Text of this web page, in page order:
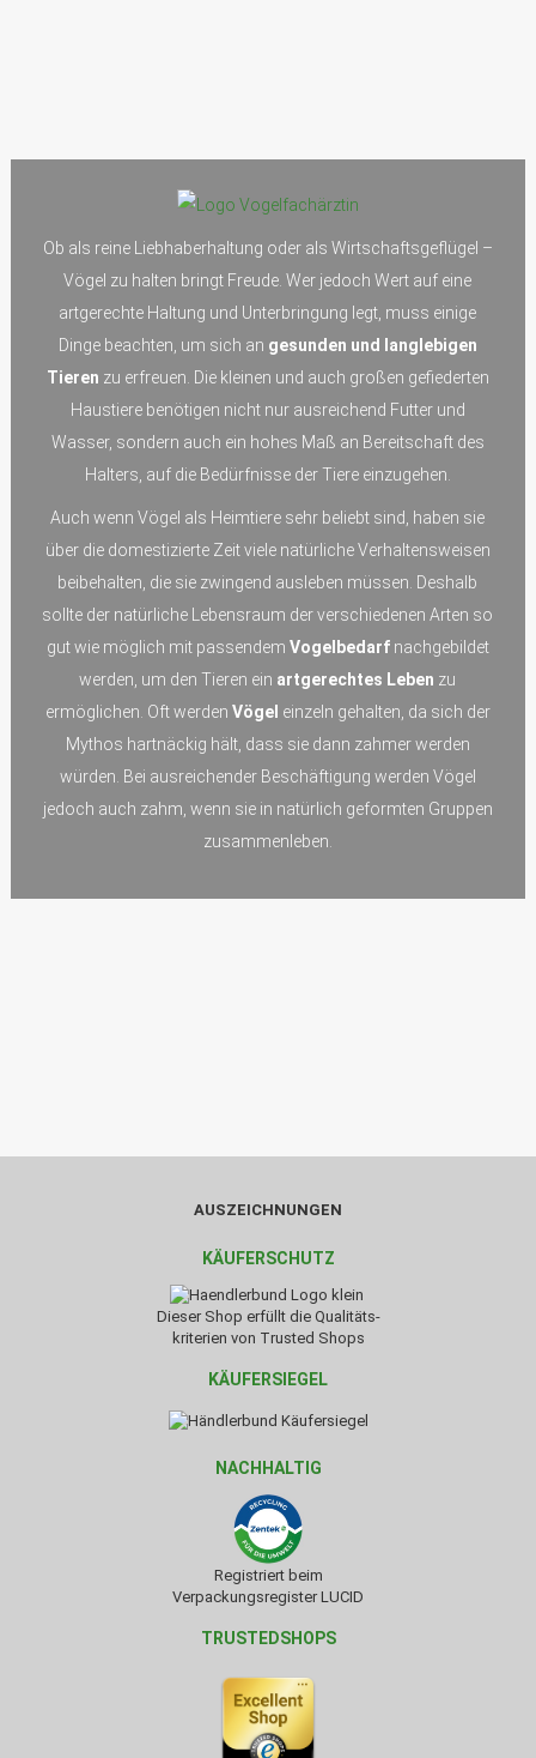
Ob als reine Liebhaberhaltung oder als Wirtschaftsgeflügel –
Vögel zu halten bringt Freude. Wer jedoch Wert auf eine
artgerechte Haltung und Unterbringung legt, muss einige
Dinge beachten, um sich an gesunden und langlebigen
Tieren zu erfreuen. Die kleinen und auch großen gefiederten
Haustiere benötigen nicht nur ausreichend Futter und
Wasser, sondern auch ein hohes Maß an Bereitschaft des
Halters, auf die Bedürfnisse der Tiere einzugehen.
Auch wenn Vögel als Heimtiere sehr beliebt sind, haben sie
über die domestizierte Zeit viele natürliche Verhaltensweisen
beibehalten, die sie zwingend ausleben müssen. Deshalb
sollte der natürliche Lebensraum der verschiedenen Arten so
gut wie möglich mit passendem Vogelbedarfnachgebildet
werden, um den Tieren ein artgerechtes Leben zu
ermöglichen. Oft werden Vögel einzeln gehalten, da sich der
Mythos hartnäckig hält, dass sie dann zahmer werden
würden. Bei ausreichender Beschäftigung werden Vögel
jedoch auch zahm, wenn sie in natürlich geformten Gruppen
zusammenleben.
AUSZEICHNUNGEN
KÄUFERSCHUTZ
Dieser Shop erfüllt die Qualitäts-
kriterien von Trusted Shops
KÄUFERSIEGEL
NACHHALTIG
Registriert beim
Verpackungsregister LUCID
TRUSTEDSHOPS